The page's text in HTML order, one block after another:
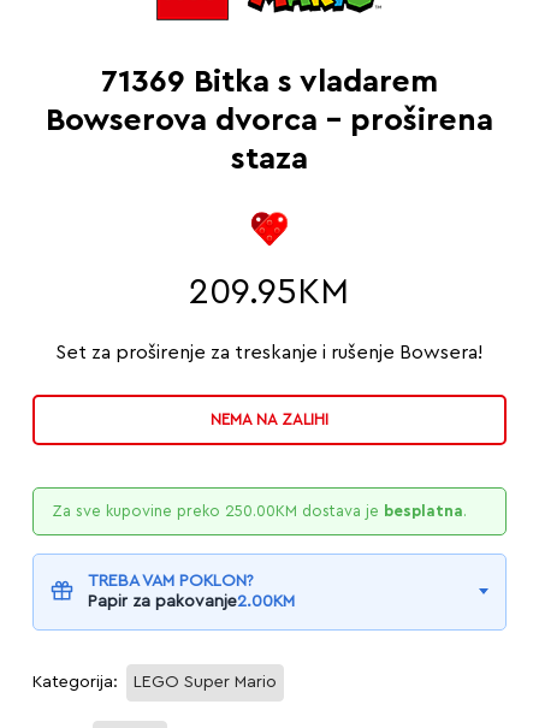
71369 Bitka s vladarem
Bowserova dvorca – proširena
staza
209.95 KM
Set za proširenje za treskanje i rušenje Bowsera!
NEMA NA ZALIHI
Za sve kupovine preko 250.00KM dostava je besplatna.
TREBA VAM POKLON?
Papir za pakovanje2.00KM
Kategorija: LEGO Super Mario